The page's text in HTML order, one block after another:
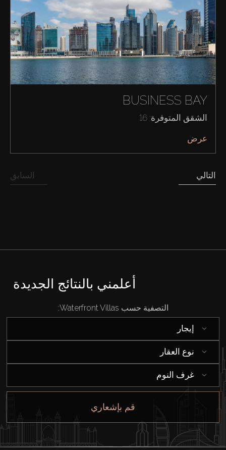
شراء
بيع
BUSINESS BAY
الشقق المتوفرة: 16
عرض
السابق التالي
أعلمني بالنتائج الجديدة
التصفية حسب Waterfront Villas:
إيجار
نوع العقار
غرف النوم
قم بإشعاري